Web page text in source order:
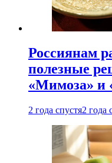
Россиянам
полезные
«Мимоза» и
2 года спустя2 года